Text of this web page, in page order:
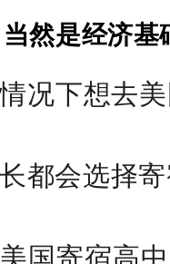
然是经济基
况下想去
都会选择寄
国寄宿高